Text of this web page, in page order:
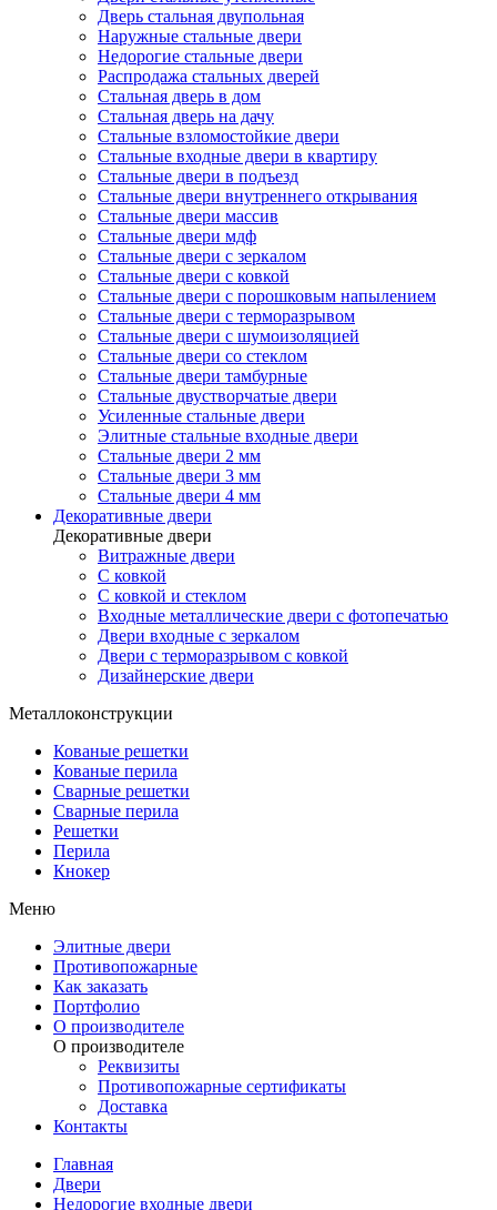
Дверь стальная двупольная
Наружные стальные двери
Недорогие стальные двери
Распродажа стальных дверей
Стальная дверь в дом
Стальная дверь на дачу
Стальные взломостойкие двери
Стальные входные двери в квартиру
Стальные двери в подъезд
Стальные двери внутреннего открывания
Стальные двери массив
Стальные двери мдф
Стальные двери с зеркалом
Стальные двери с ковкой
Стальные двери с порошковым напылением
Стальные двери с терморазрывом
Стальные двери с шумоизоляцией
Стальные двери со стеклом
Стальные двери тамбурные
Стальные двустворчатые двери
Усиленные стальные двери
Элитные стальные входные двери
Стальные двери 2 мм
Стальные двери 3 мм
Стальные двери 4 мм
Декоративные двери
Декоративные двери
Витражные двери
С ковкой
С ковкой и стеклом
Входные металлические двери с фотопечатью
Двери входные с зеркалом
Двери с терморазрывом с ковкой
Дизайнерские двери
Металлоконструкции
Кованые решетки
Кованые перила
Сварные решетки
Сварные перила
Решетки
Перила
Кнокер
Меню
Элитные двери
Противопожарные
Как заказать
Портфолио
О производителе
О производителе
Реквизиты
Противопожарные сертификаты
Доставка
Контакты
Главная
Двери
Недорогие входные двери